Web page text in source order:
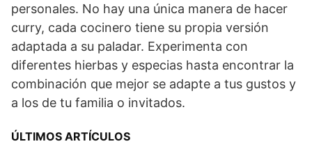
personales. No hay una única manera de hacer
curry, cada cocinero tiene su propia versión
adaptada a su paladar. Experimenta con
diferentes hierbas y especias hasta encontrar la
combinación que mejor se adapte a tus gustos y
a los de tu familia o invitados.
ÚLTIMOS ARTÍCULOS